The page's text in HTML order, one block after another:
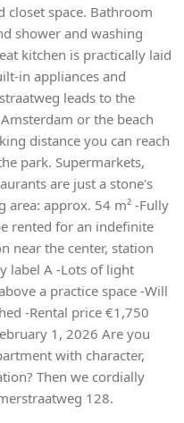
closet space. Bathroom
shower and washing
kitchen is practically laid
in appliances and
leads to the
or the beach
distance you can reach
park. Supermarkets,
are just a stone's
area: approx. 54 m² -Fully
rented for an indefinite
near the center, station
label A -Lots of light
a practice space -Will
-Rental price €1,750
1, 2026 Are you
with character,
Then we cordially
128.